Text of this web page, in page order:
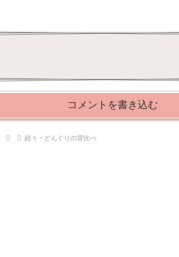
コメントを書き込む
続々・どんぐりの背比べ